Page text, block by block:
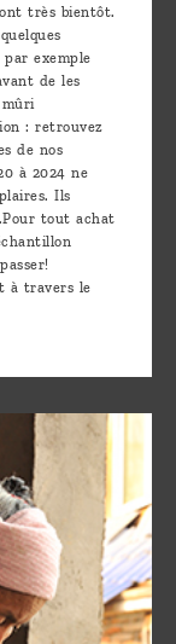
très bientôt.
par exemple
de les
mûri
: retrouvez
de nos
à 2024 ne
Ils
tout achat
à travers le